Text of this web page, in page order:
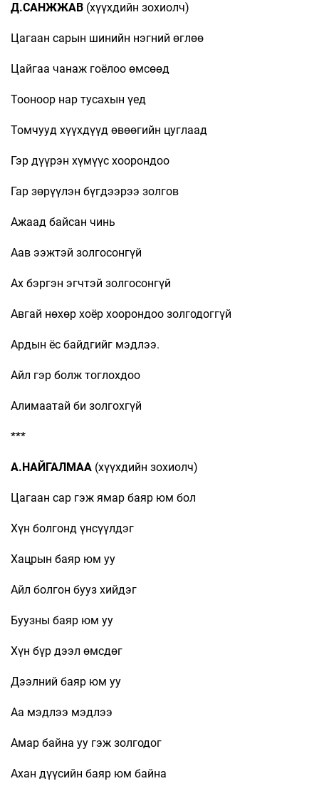
Д.САНЖЖАВ (хүүхдийн зохиолч)
Цагаан сарын шинийн нэгний өглөө
Цайгаа чанаж гоёлоо өмсөөд
Тооноор нар тусахын үед
Томчууд хүүхдүүд өвөөгийн цуглаад
Гэр дүүрэн хүмүүс хоорондоо
Гар зөрүүлэн бүгдээрээ золгов
Ажаад байсан чинь
Аав ээжтэй золгосонгүй
Ах бэргэн эгчтэй золгосонгүй
Авгай нөхөр хоёр хоорондоо золгодоггүй
Ардын ёс байдгийг мэдлээ.
Айл гэр болж тоглохдоо
Алимаатай би золгохгүй
***
А.НАЙГАЛМАА (хүүхдийн зохиолч)
Цагаан сар гэж ямар баяр юм бол
Хүн болгонд үнсүүлдэг
Хацрын баяр юм уу
Айл болгон бууз хийдэг
Буузны баяр юм уу
Хүн бүр дээл өмсдөг
Дээлний баяр юм уу
Аа мэдлээ мэдлээ
Амар байна уу гэж золгодог
Ахан дүүсийн баяр юм байна